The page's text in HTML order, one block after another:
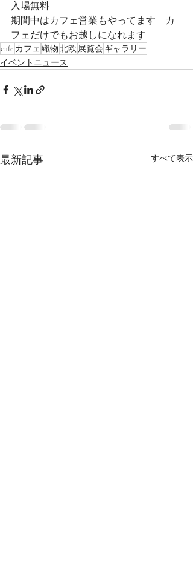
入場無料
期間中はカフェ営業もやってます　カ
フェだけでもお越しになれます
cafe カフェ 織物北欧 展覧会ギャラリー
イベントニュース
最新記事 すべて表示